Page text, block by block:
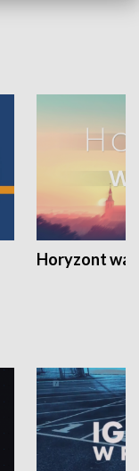
Horyzont